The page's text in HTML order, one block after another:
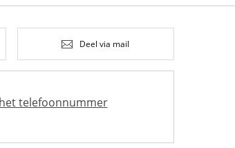
Deel via mail
telefoonnummer